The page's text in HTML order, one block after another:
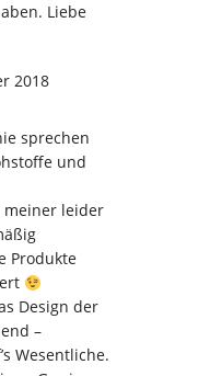
Liebe
2018
sprechen
und
meiner leider
Produkte
Design der
–
Wesentliche.